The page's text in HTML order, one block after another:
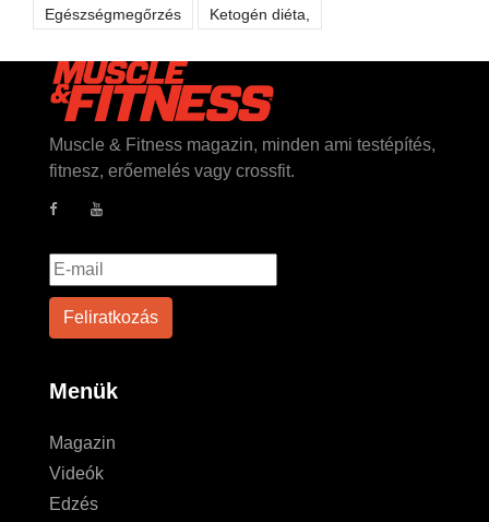
Egészségmegőrzés Ketogén diéta,
Muscle & Fitness magazin, minden ami testépítés,
fitnesz, erőemelés vagy crossfit.
Menük
Magazin
Videók
Edzés